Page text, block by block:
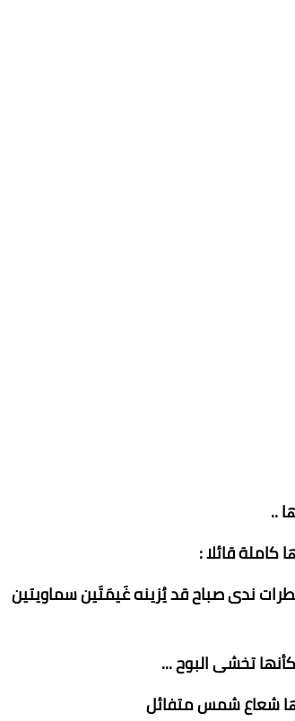
..
قائلا :
ندى صباح قد يُزينه غَيمَتَين سماويتين
تخشى البوح ...
شعاع شمس متفائل